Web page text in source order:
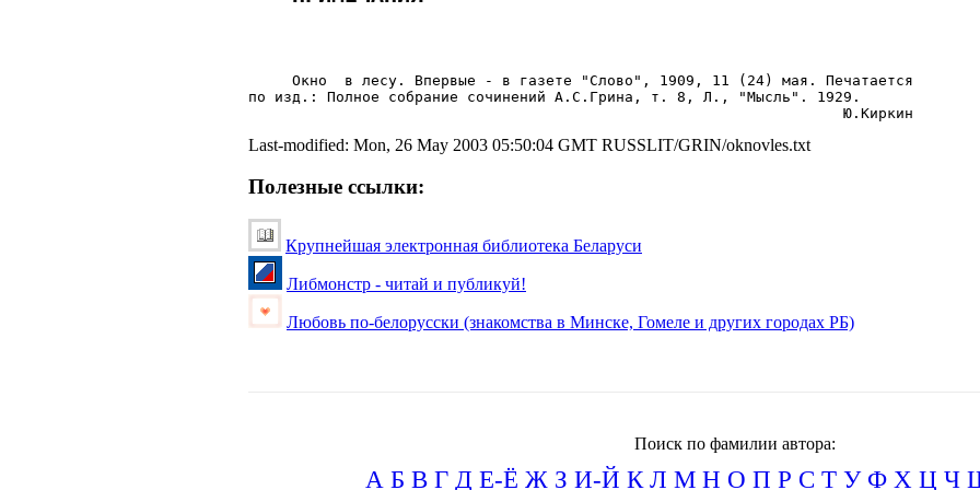
     Окно  в лесу. Впервые - в газете "Слово", 1909, 11 (24) мая. Печатается
по изд.: Полное собрание сочинений А.С.Грина, т. 8, Л., "Мысль". 1929.
Last-modified: Mon, 26 May 2003 05:50:04 GMT RUSSLIT/GRIN/oknovles.txt
Полезные ссылки:
Крупнейшая электронная библиотека Беларуси
Либмонстр - читай и публикуй!
Любовь по-белорусски (знакомства в Минске, Гомеле и других городах РБ)
Поиск по фамилии автора:
А Б В Г Д Е-Ё Ж З И-Й К Л М Н О П Р С Т У Ф Х Ц Ч